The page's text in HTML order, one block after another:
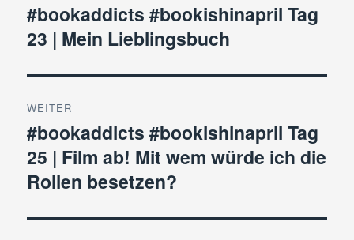
Vorheriger
Beitrag:
#bookaddicts #bookishinapril Tag
23 | Mein Lieblingsbuch
WEITER
Nächster
Beitrag:
#bookaddicts #bookishinapril Tag
25 | Film ab! Mit wem würde ich die
Rollen besetzen?